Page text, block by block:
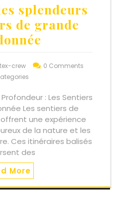
splendeurs
de grande
crew
0 Comments
: Les Sentiers
Les sentiers de
une expérience
de la nature et les
Ces itinéraires balisés
des
More